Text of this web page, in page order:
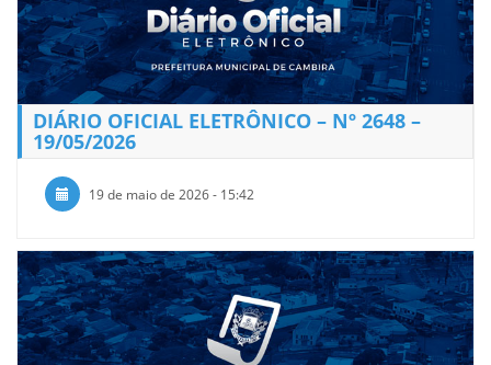
DIÁRIO OFICIAL ELETRÔNICO – Nº 2648 –
19/05/2026
19 de maio de 2026 - 15:42